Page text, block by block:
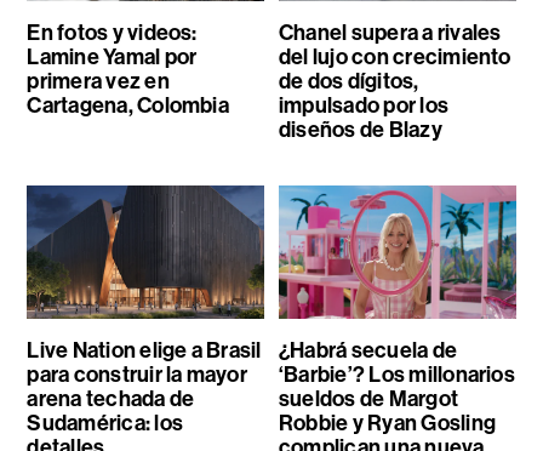
En fotos y videos:
Lamine Yamal por
primera vez en
Cartagena, Colombia
Chanel supera a rivales
del lujo con crecimiento
de dos dígitos,
impulsado por los
diseños de Blazy
Live Nation elige a Brasil
para construir la mayor
arena techada de
Sudamérica: los
¿Habrá secuela de
‘Barbie’? Los millonarios
sueldos de Margot
Robbie y Ryan Gosling